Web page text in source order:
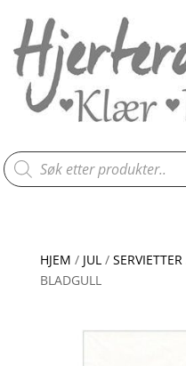
Products
search
HJEM / JUL/ SERVIETTER
BLADGULL